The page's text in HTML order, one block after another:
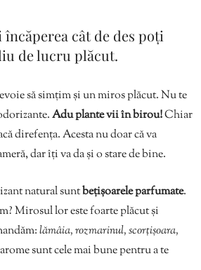
încăperea cât de des poți
de lucru plăcut.
să simțim și un miros plăcut. Nu te
Adu plante vii în birou!Chiar
direfența. Acesta nu doar că va
dar îți va da și o stare de bine.
natural suntbețișoarele parfumate.
Mirosul lor este foarte plăcut și
lămâia, rozmarinul, scorțișoara,
sunt cele mai bune pentru a te